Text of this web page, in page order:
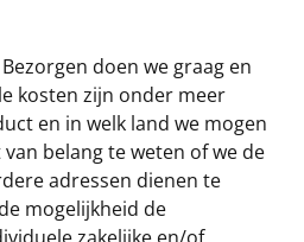
doen we graag en
kosten zijn onder meer
en in welk land we mogen
belang te weten of we de
adressen dienen te
mogelijkheid de